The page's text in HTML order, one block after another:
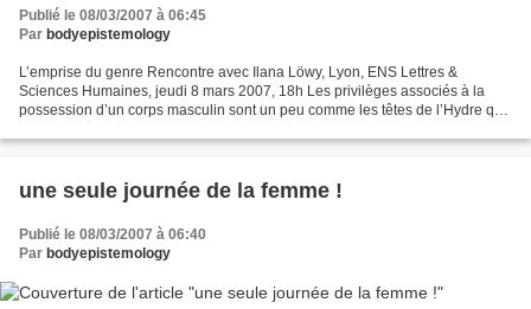
Publié le 08/03/2007 à 06:45
Par bodyepistemology
L’emprise du genre Rencontre avec Ilana Löwy, Lyon, ENS Lettres &
Sciences Humaines, jeudi 8 mars 2007, 18h Les privilèges associés à la
possession d’un corps masculin sont un peu comme les têtes de l’Hydre qui
une seule journée de la femme !
Publié le 08/03/2007 à 06:40
Par bodyepistemology